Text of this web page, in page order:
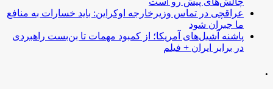
عراقچی در تماس وزیرخارجه اوکراین: باید خسارات به منافع
ما جبران شود
پاشنه آشیل‌های آمریکا؛ از کمبود مهمات تا بن‌بست راهبردی
در برابر ایران + فیلم
.